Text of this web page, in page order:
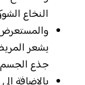
النخاع
والمستعرض
يشعر
جذع